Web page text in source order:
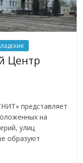
Центр
представляет
на
улиц
образуют